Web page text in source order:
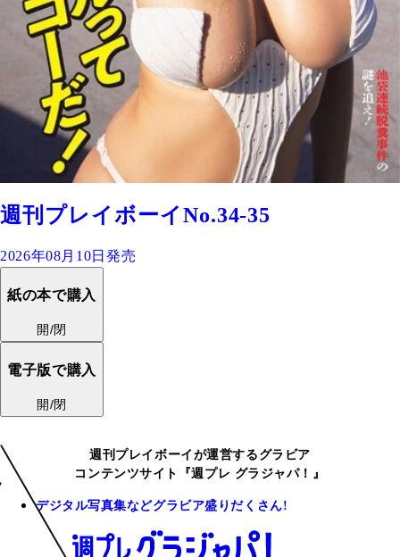
週刊プレイボーイNo.34-35
2026年08月10日発売
紙の本で購入
開/閉
電子版で購入
開/閉
週刊プレイボーイが運営するグラビア
コンテンツサイト『週プレ グラジャパ！』
デジタル写真集などグラビア盛りだくさん!